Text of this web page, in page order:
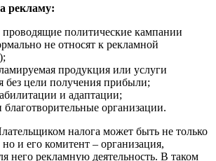
рекламу:
проводящие политические кампании
не относят к рекламной
продукция или услуги
без цели получения прибыли;
и адаптации;
организации.
налога может быть не только
и его комитент – организация,
него рекламную деятельность. В таком